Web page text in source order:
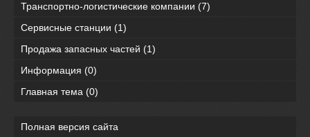
Транспортно-логистические компании (7)
Сервисные станции (1)
Продажа запасных частей (1)
Информация (0)
Главная тема (0)
Полная версия сайта